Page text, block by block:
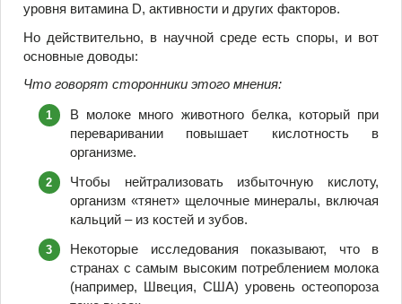
уровня витамина D, активности и других факторов.
Но действительно, в научной среде есть споры, и вот
основные доводы:
Что говорят сторонники этого мнения:
В молоке много животного белка, который при
переваривании повышает кислотность в
организме.
Чтобы нейтрализовать избыточную кислоту,
организм «тянет» щелочные минералы, включая
кальций – из костей и зубов.
Некоторые исследования показывают, что в
странах с самым высоким потреблением молока
(например, Швеция, США) уровень остеопороза